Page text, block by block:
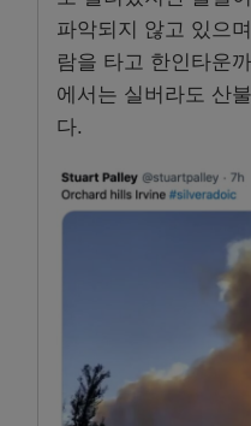
파악되지 않고 있으
람을 타고 한인타운
에서는 실버라도 산
다.